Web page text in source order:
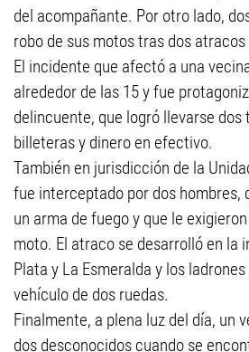
del acompañante. Por otro lado,
robo de sus motos tras dos
El incidente que afectó a una
alrededor de las 15 y fue
delincuente, que logró llevarse
billeteras y dinero en efectivo.
También en jurisdicción de la
fue interceptado por dos hombres,
un arma de fuego y que le
moto. El atraco se desarrolló en la
Plata y La Esmeralda y los
vehículo de dos ruedas.
Finalmente, a plena luz del día, un
dos desconocidos cuando se